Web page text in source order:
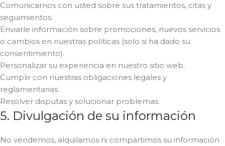
Comunicarnos con usted sobre sus tratamientos, citas y
seguimientos.
Enviarle información sobre promociones, nuevos servicios
o cambios en nuestras políticas (solo si ha dado su
consentimiento).
Personalizar su experiencia en nuestro sitio web.
Cumplir con nuestras obligaciones legales y
reglamentarias.
Resolver disputas y solucionar problemas.
5. Divulgación de su información
No vendemos, alquilamos ni compartimos su información